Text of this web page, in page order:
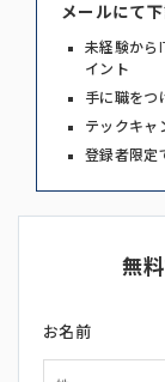
メールにて
未経験から
イント
手に職をつ
テックキャ
登録者限定
無
お名前